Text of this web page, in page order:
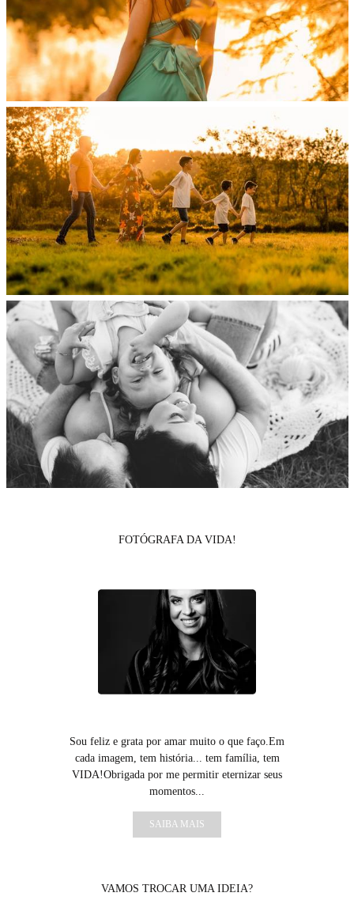
FOTÓGRAFA DA VIDA!
Sou feliz e grata por amar muito o que faço.Em
cada imagem, tem história... tem família, tem
VIDA!Obrigada por me permitir eternizar seus
momentos...
SAIBA MAIS
VAMOS TROCAR UMA IDEIA?